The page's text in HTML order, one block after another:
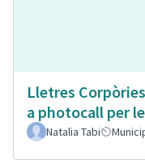
Lletres
a photocall per
Natalia Tabi